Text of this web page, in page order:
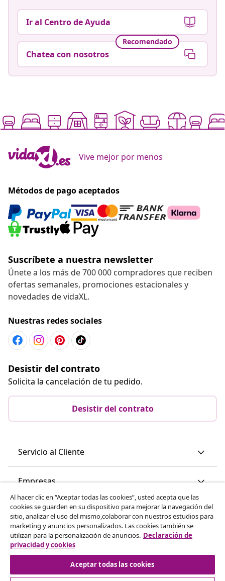
Ir al Centro de Ayuda
Recomendado
Chatea con nosotros
Vive mejor por menos
Métodos de pago aceptados
Suscríbete a nuestra newsletter
Únete a los más de 700 000 compradores que reciben
ofertas semanales, promociones estacionales y
novedades de vidaXL.
Nuestras redes sociales
Desistir del contrato
Solicita la cancelación de tu pedido.
Desistir del contrato
Servicio al Cliente
Empresas
vidaXL
Descubre mas
Al hacer clic en “Aceptar todas las cookies”, usted acepta que las
cookies se guarden en su dispositivo para mejorar la navegación del
sitio, analizar el uso del mismo,colaborar con nuestros estudios para
marketing y anuncios personalizados. Las cookies también se
utilizan para la personalización de anuncios. Declaración de
privacidad y cookies
Aceptar todas las cookies